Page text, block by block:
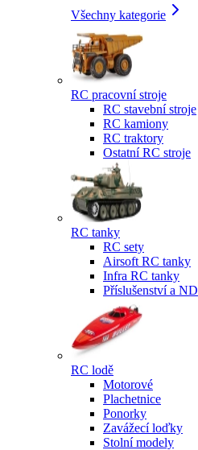
Všechny kategorie
RC pracovní stroje
RC stavební stroje
RC kamiony
RC traktory
Ostatní RC stroje
RC tanky
RC sety
Airsoft RC tanky
Infra RC tanky
Příslušenství a ND
RC lodě
Motorové
Plachetnice
Ponorky
Zavážecí loďky
Stolní modely